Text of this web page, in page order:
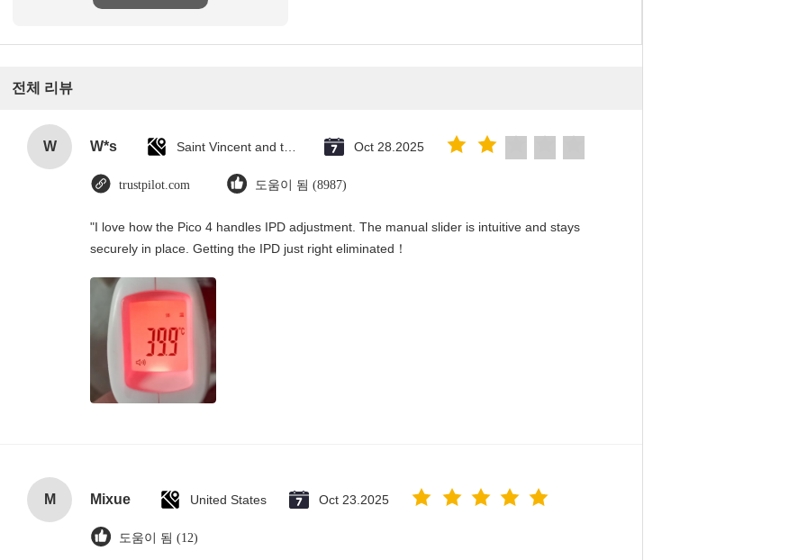
전체 리뷰
W W*s Saint Vincent and the Grenadines Oct 28.2025
trustpilot.com 도움이 됨 (8987)
"I love how the Pico 4 handles IPD adjustment. The manual slider is intuitive and stays
securely in place. Getting the IPD just right eliminated！
M Mixue United States Oct 23.2025
도움이 됨 (12)